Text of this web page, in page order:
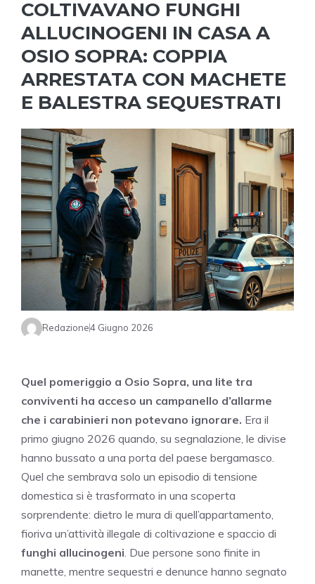
COLTIVAVANO FUNGHI
ALLUCINOGENI IN CASA A
OSIO SOPRA: COPPIA
ARRESTATA CON MACHETE
E BALESTRA SEQUESTRATI
Redazione4 Giugno 2026
Quel pomeriggio a Osio Sopra, una lite tra
conviventi ha acceso un campanello d’allarme
che i carabinieri non potevano ignorare. Era il
primo giugno 2026 quando, su segnalazione, le divise
hanno bussato a una porta del paese bergamasco.
Quel che sembrava solo un episodio di tensione
domestica si è trasformato in una scoperta
sorprendente: dietro le mura di quell’appartamento,
fioriva un’attività illegale di coltivazione e spaccio di
funghi allucinogeni . Due persone sono finite in
manette, mentre sequestri e denunce hanno segnato